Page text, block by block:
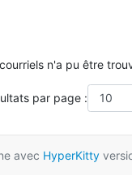
n'a pu être
par page :
avec HyperKitty